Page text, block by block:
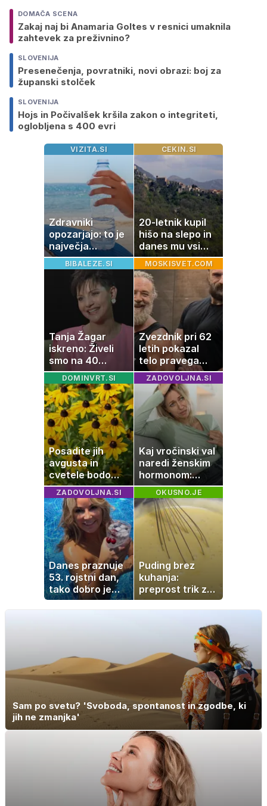
DOMAČA SCENA
Zakaj naj bi Anamaria Goltes v resnici umaknila
zahtevek za preživnino?
SLOVENIJA
Presenečenja, povratniki, novi obrazi: boj za
županski stolček
SLOVENIJA
Hojs in Počivalšek kršila zakon o integriteti,
oglobljena s 400 evri
VIZITA.SI
Zdravniki
opozarjajo: to je
največja
napaka, ki jo
ljudje delajo med
vročino
CEKIN.SI
20-letnik kupil
hišo na slepo in
danes mu vsi
zavidajo
BIBALEZE.SI
Tanja Žagar
iskreno: Živeli
smo na 40
kvadratih, a
imela sem vse,
kar otrok
potrebuje
MOSKISVET.COM
Zvezdnik pri 62
letih pokazal
telo pravega
gladiatorja
DOMINVRT.SI
Posadite jih
avgusta in
cvetele bodo
vse do zime
ZADOVOLJNA.SI
Kaj vročinski val
naredi ženskim
hormonom:
zakaj se poleti
počutimo
drugače?
ZADOVOLJNA.SI
Danes praznuje
53. rojstni dan,
tako dobro je
videti znana
Slovenka
OKUSNO.JE
Puding brez
kuhanja:
preprost trik za
pripravo v le
nekaj minutah
Sam po svetu? 'Svoboda, spontanost in zgodbe, ki
jih ne zmanjka'